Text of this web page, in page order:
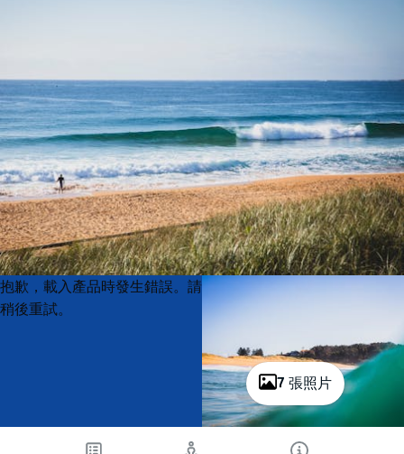
7 張照片
Product
List
Product
List
抱歉，載入產品時發生錯誤。請
稍後重試。